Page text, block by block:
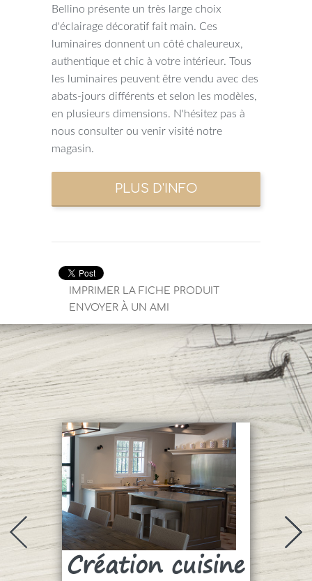
Bellino présente un très large choix
d'éclairage décoratif fait main. Ces
luminaires donnent un côté chaleureux,
authentique et chic à votre intérieur. Tous
les luminaires peuvent être vendu avec des
abats-jours différents et selon les modèles,
en plusieurs dimensions. N'hésitez pas à
nous consulter ou venir visité notre
magasin.
IMPRIMER LA FICHE PRODUIT
ENVOYER À UN AMI
Création cuisine